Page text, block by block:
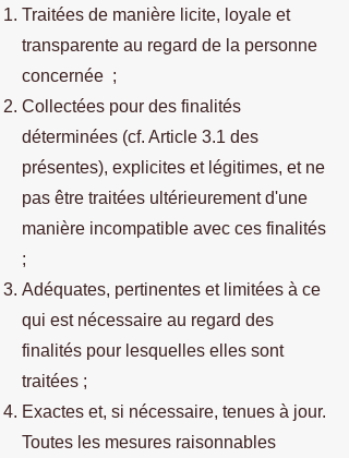
Traitées de manière licite, loyale et
transparente au regard de la personne
concernée ;
Collectées pour des finalités
déterminées (cf. Article 3.1 des
présentes), explicites et légitimes, et ne
pas être traitées ultérieurement d'une
manière incompatible avec ces finalités
;
Adéquates, pertinentes et limitées à ce
qui est nécessaire au regard des
finalités pour lesquelles elles sont
traitées ;
Exactes et, si nécessaire, tenues à jour.
Toutes les mesures raisonnables